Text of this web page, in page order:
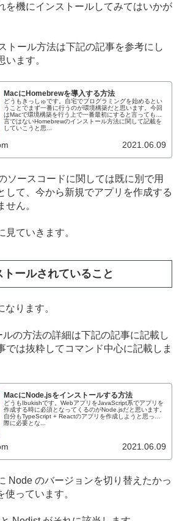
を機にインストールしてみてはいかが
トール方法は下記の記事を参考にし
います。
MacにHomebrewを導入する方法
どうもきっしゅです。自宅でプログラミングを始めるとい
うことでまず一番に行うのが環境構築だと思います。今回
はMacで環境構築を行う上で一番最初にすると言っても過
言ではないHomebrewのインストール方法に関して記載を
していこうと思...
2021.06.09
ソースコードに関しては既に別で用
して、今から新規でアプリを作成する
せん。
見ていきます。
ールされていること
なります。
の方法の詳細は下記の記事に記載し
では抜粋してコマンド中心に記載しま
MacにNode.jsをインストールする方法
どうもIbukishです。WebアプリをJavaScript系でアプリを
作成する時に必須となってくるのがNode.jsだと思います。
自分もTypeScript + Reactのアプリを作成しようと思った
際に必要とな...
2021.06.09
Node のバージョンを切り替えたかっ
っています。